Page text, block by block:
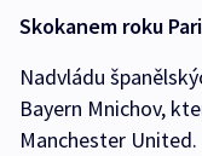
Skokanem roku
Nadvládu
Bayern Mnichov,
Manchester